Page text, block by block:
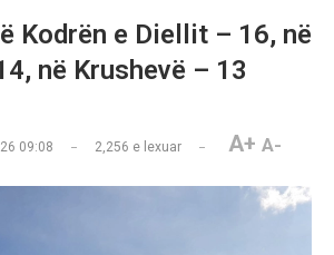
Kodrën e Diellit – 16, në
në Krushevë – 13
09:08 2,256 e lexuar A+ A-